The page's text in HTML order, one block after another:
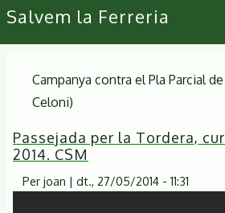
Primary
links
Salvem la Ferreria
Campanya contra el Pla Parcial
Celoni)
Passejada per la Tordera,
2014. CSM
Per joan | dt., 27/05/2014 - 11:31